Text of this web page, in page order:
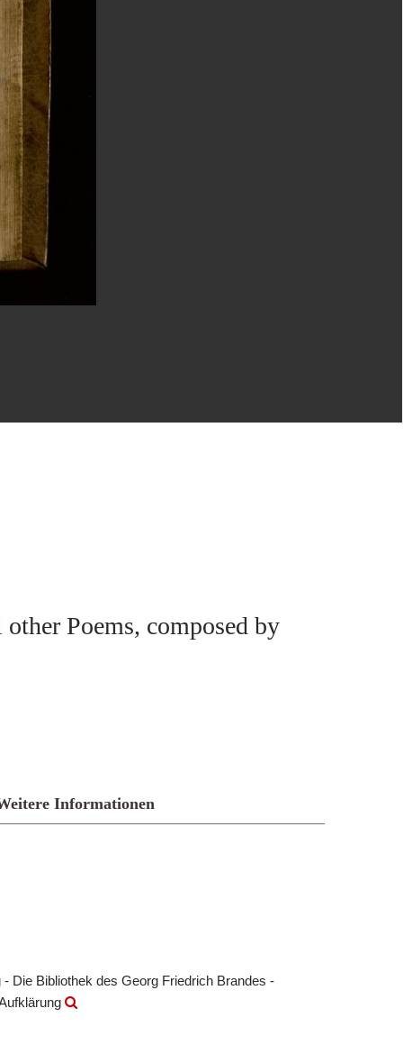
Poems, composed by
Informationen
Die Bibliothek des Georg Friedrich Brandes -